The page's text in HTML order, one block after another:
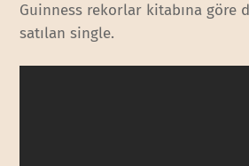
Guinness rekorlar kitabına göre
satılan single.